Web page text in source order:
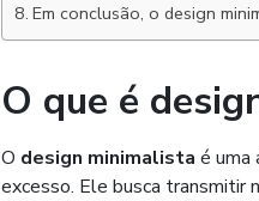
Em conclusão, o design
O que é
O design minimalista é uma
excesso. Ele busca transmitir